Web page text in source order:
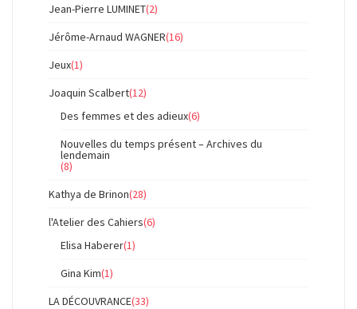
Jean-Pierre LUMINET(2)
Jérôme-Arnaud WAGNER(16)
Jeux(1)
Joaquin Scalbert(12)
Des femmes et des adieux(6)
Nouvelles du temps présent – Archives du
lendemain
(8)
Kathya de Brinon(28)
l'Atelier des Cahiers(6)
Elisa Haberer(1)
Gina Kim(1)
LA DÉCOUVRANCE(33)